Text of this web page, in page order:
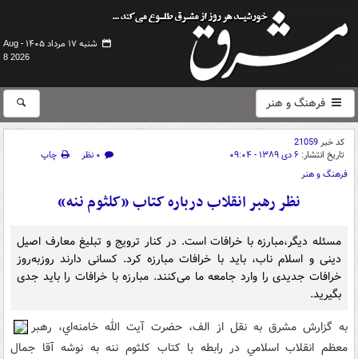
شنبه ۱۷ مرداد ۱۴۰۵ -
Aug
8 2026
فرهنگ و هنر
کد خبر21059
تاریخ انتشار: ۶ دی ۱۳۸۹ - ۰۹:۰۴ ۰ نظر
چاپ
فرهنگ و هنر
نظر رهبر انقلاب درباره کتاب «کلثوم ننه»
مسئله ديگر،مبارزه‌ با خرافات است. در کنار ترويج و تبليغ معارف اصيل
دينى و اسلام ناب، بايد با خرافات مبارزه کرد. کسانى دارند روزبه‌روز
خرافات جديدى را وارد جامعه‌ ما مى‌کنند. مبارزه با خرافات را بايد جدى
بگيريد.
به گزارش مشرق به نقل از الف، حضرت آيت الله خامنه‌اي،‌ رهبر
معظم انقلاب اسلامي در رابطه با کتاب کلثوم ننه به نوشه آقا جمال